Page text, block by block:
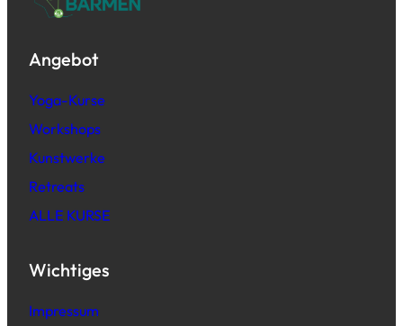
Angebot
Yoga-Kurse
Workshops
Kunstwerke
Retreats
ALLE KURSE
Wichtiges
Impressum